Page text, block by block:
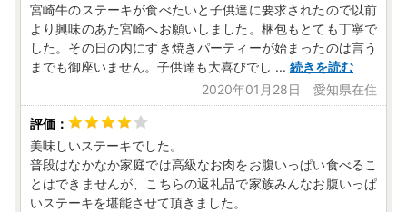
宮崎牛のステーキが食べたいと子供達に要求されたので以前
より興味のあた宮崎へお願いしました。梱包もとても丁寧で
した。その日の内にすき焼きパーティーが始まったのは言う
までも御座いません。子供達も大喜びでし ... 続きを読む
2020年01月28日 愛知県在住
美味しいステーキでした。
普段はなかなか家庭では高級なお肉をお腹いっぱい食べるこ
とはできませんが、こちらの返礼品で家族みんなお腹いっぱ
いステーキを堪能させて頂きました。